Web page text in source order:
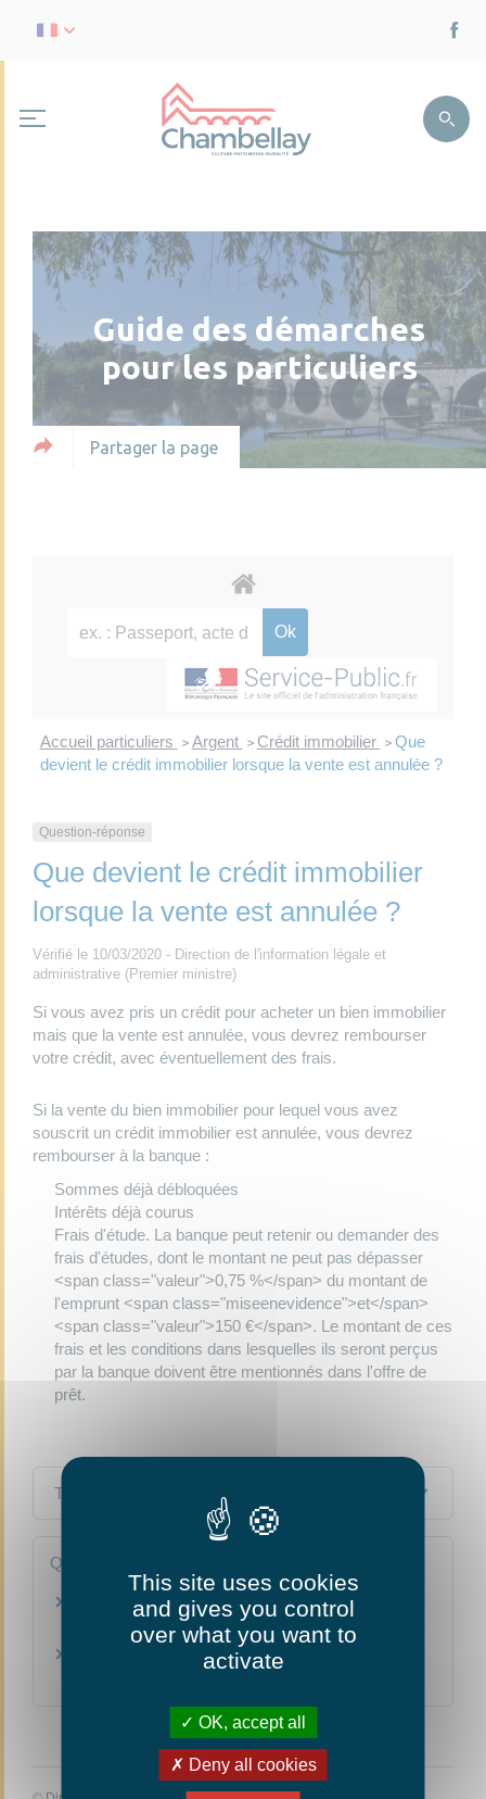
Guide des démarches
pour les particuliers
Partager la page
Accueil particuliers > Argent > Crédit immobilier > Que
devient le crédit immobilier lorsque la vente est annulée ?
Question-réponse
Que devient le crédit immobilier
lorsque la vente est annulée ?
Vérifié le 10/03/2020 - Direction de l'information légale et
administrative (Premier ministre)
Si vous avez pris un crédit pour acheter un bien immobilier
mais que la vente est annulée, vous devrez rembourser
votre crédit, avec éventuellement des frais.
Si la vente du bien immobilier pour lequel vous avez
souscrit un crédit immobilier est annulée, vous devrez
rembourser à la banque :
Sommes déjà débloquées
Intérêts déjà courus
Frais d'étude. La banque peut retenir ou demander des
frais d'études, dont le montant ne peut pas dépasser
<span class="valeur">0,75 %</span> du montant de
l'emprunt <span class="miseenevidence">et</span>
<span class="valeur">150 €</span>. Le montant de ces
frais et les conditions dans lesquelles ils seront perçus
par la banque doivent être mentionnés dans l'offre de
prêt.
Textes de référence
Questions ? Réponses !
Que devient la vente lorsque le crédit
immobilier est refusé ?
Garantie co-emprunteur : que faire en cas de
This site uses cookies
and gives you control
over what you want to
activate
OK, accept all
Deny all cookies